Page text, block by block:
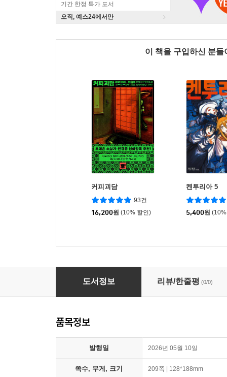
기간 한정 특가 도서
오직, 예스24에서만
이 책을 구입하신 분
커피괴담
93건
16,200원 (10% 할인)
켄투리아 5
5,400원
호지슨 코스믹 호러 단편선
도서정보 리뷰/한줄평 (0/0)
품목정보
발행일 2026년 05월 10일
쪽수, 무게, 크기 209쪽 | 128*188mm